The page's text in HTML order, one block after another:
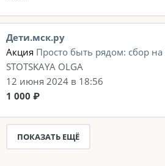
Дети.мск.ру
Акция Просто быть рядом: сбор
STOTSKAYA OLGA
12 июня 2024 в 18:56
1 000 ₽
ПОКАЗАТЬ ЕЩЁ